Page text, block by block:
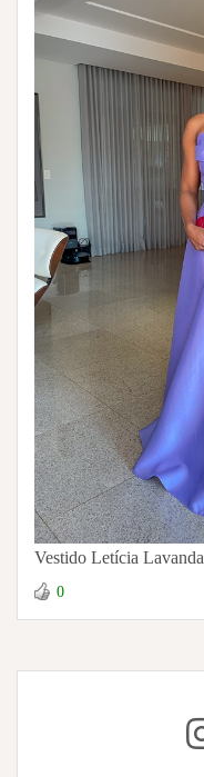
Vestido Letícia Lavanda
0